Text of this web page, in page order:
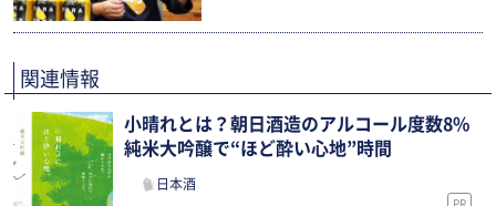
関連情報
小晴れとは？朝日酒造のアルコール度数8%
純米大吟醸で“ほど酔い心地”時間
日本酒